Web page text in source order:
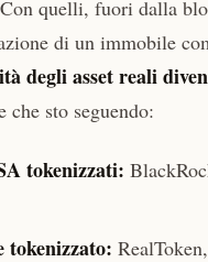
quelli, fuori dalla
di un immobile
degli asset reali
che sto seguendo:
tokenizzati: